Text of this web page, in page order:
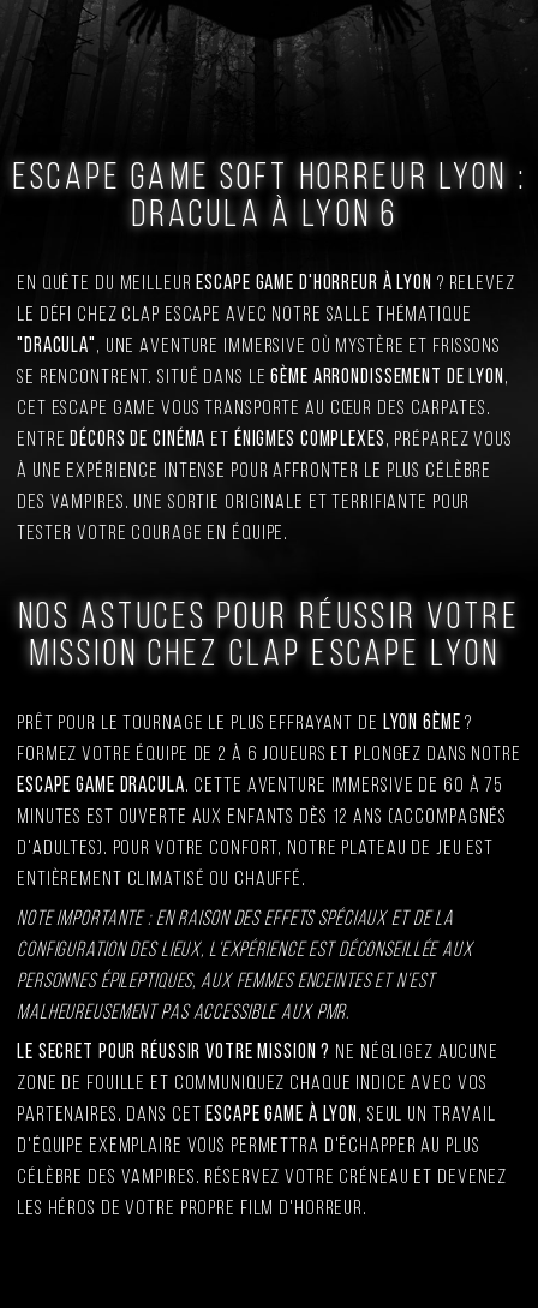
Escape Game Soft Horreur Lyon :
Dracula à Lyon 6
En quête du meilleur escape game d'horreur à Lyon ? Relevez
le défi chez Clap Escape avec notre salle thématique
"Dracula", une aventure immersive où mystère et frissons
se rencontrent. Situé dans le6ème arrondissement de Lyon ,
cet escape game vous transporte au cœur des Carpates.
Entre décors de cinéma et énigmes complexes, préparez vous
à une expérience intense pour affronter le plus célèbre
des vampires. Une sortie originale et terrifiante pour
tester votre courage en équipe.
Nos astuces pour réussir votre
mission Chez Clap Escape Lyon
Prêt pour le tournage le plus effrayant de Lyon 6ème ?
Formez votre équipe de 2 à 6 joueurs et plongez dans notre
escape game Dracula. Cette aventure immersive de 60 à 75
minutes est ouverte aux enfants dès 12 ans (accompagnés
d'adultes). Pour votre confort, notre plateau de jeu est
entièrement climatisé ou chauffé.
Note importante : En raison des effets spéciaux et de la
configuration des lieux, l'expérience est déconseillée aux
personnes épileptiques, aux femmes enceintes et n'est
malheureusement pas accessible aux PMR.
Le secret pour réussir votre mission ? Ne négligez aucune
zone de fouille et communiquez chaque indice avec vos
partenaires. Dans cet
escape game à Lyon , seul un travail
d'équipe exemplaire vous permettra d'échapper au plus
célèbre des vampires. Réservez votre créneau et devenez
les héros de votre propre film d'horreur.